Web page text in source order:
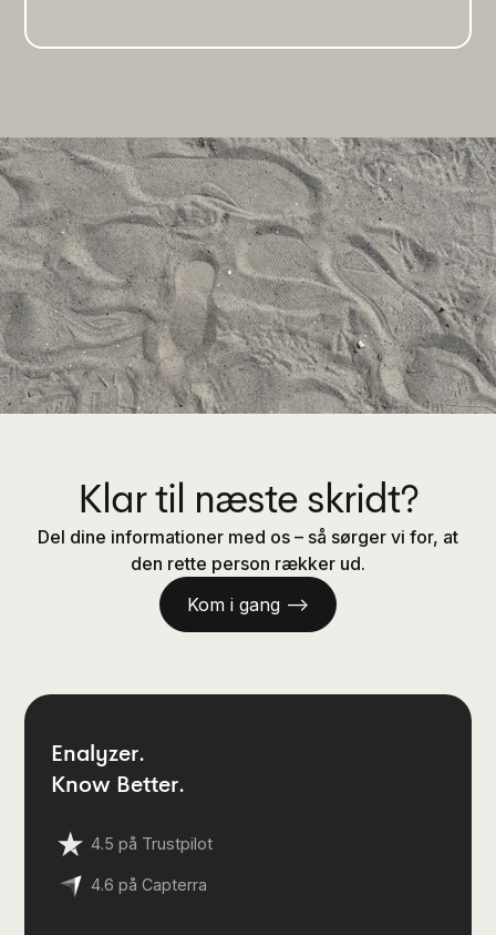
Klar til næste skridt?
Del dine informationer med os – så sørger vi for, at
den rette person rækker ud.
Kom i gang —>
Enalyzer.
Know Better.
4.5 på Trustpilot
4.6 på Capterra